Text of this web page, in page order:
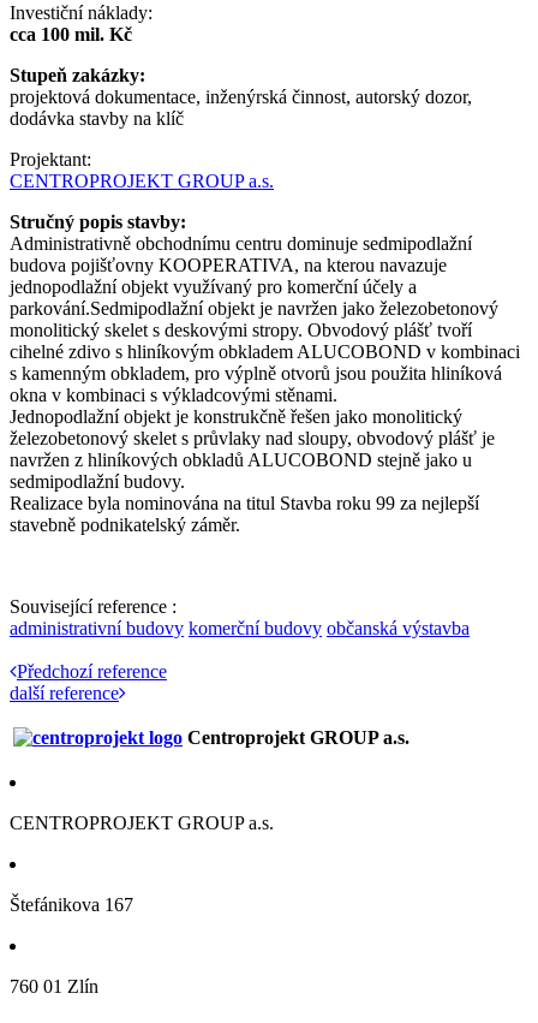
Investiční náklady:
cca 100 mil. Kč
Stupeň zakázky:
projektová dokumentace, inženýrská činnost, autorský dozor,
dodávka stavby na klíč
Projektant:
CENTROPROJEKT GROUP a.s.
Stručný popis stavby:
Administrativně obchodnímu centru dominuje sedmipodlažní
budova pojišťovny KOOPERATIVA, na kterou navazuje
jednopodlažní objekt využívaný pro komerční účely a
parkování.Sedmipodlažní objekt je navržen jako železobetonový
monolitický skelet s deskovými stropy. Obvodový plášť tvoří
cihelné zdivo s hliníkovým obkladem ALUCOBOND v kombinaci
s kamenným obkladem, pro výplně otvorů jsou použita hliníková
okna v kombinaci s výkladcovými stěnami.
Jednopodlažní objekt je konstrukčně řešen jako monolitický
železobetonový skelet s průvlaky nad sloupy, obvodový plášť je
navržen z hliníkových obkladů ALUCOBOND stejně jako u
sedmipodlažní budovy.
Realizace byla nominována na titul Stavba roku 99 za nejlepší
stavebně podnikatelský záměr.
Související reference :
administrativní budovy komerční budovy občanská výstavba
Předchozí reference
další reference
Centroprojekt GROUP a.s.
CENTROPROJEKT GROUP a.s.
Štefánikova 167
760 01 Zlín